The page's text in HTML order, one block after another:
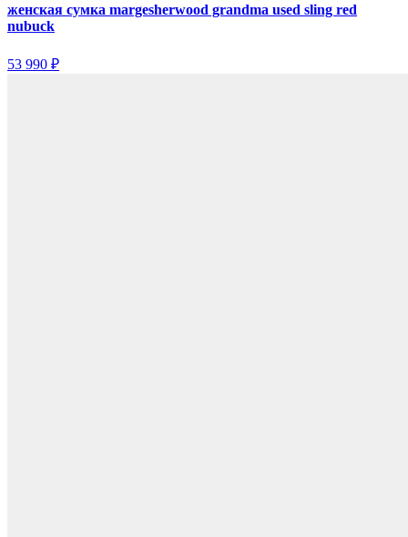
женская сумка margesherwood grandma used sling red
nubuck
53 990 ₽